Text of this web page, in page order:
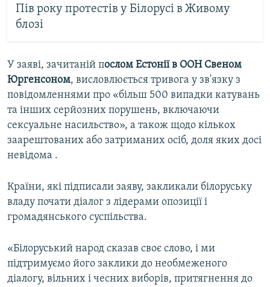
Пів року протестів у Білорусі в Живому
блозі
У заяві, зачитаній послом Естонії в ООН Свеном
Юргенсоном, висловлюється тривога у зв'язку з
повідомленнями про «більш 500 випадки катувань
та інших серйозних порушень, включаючи
сексуальне насильство», а також щодо кількох
заарештованих або затриманих осіб, доля яких досі
невідома .
Країни, які підписали заяву, закликали білоруську
владу почати діалог з лідерами опозиції і
громадянського суспільства.
«Білоруський народ сказав своє слово, і ми
підтримуємо його заклики до необмеженого
діалогу, вільних і чесних виборів, притягнення до